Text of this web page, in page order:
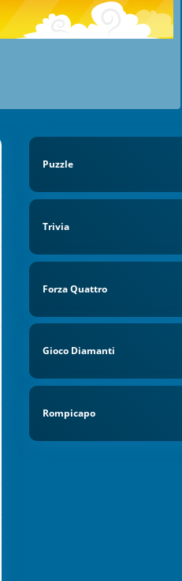
Puzzle
Trivia
Forza Quattro
Gioco Diamanti
Rompicapo